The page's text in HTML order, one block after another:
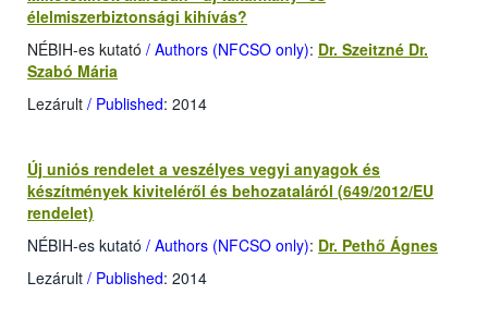
élelmiszerbiztonsági kihívás?
NÉBIH-es kutató / Authors (NFCSO only): Dr. Szeitzné Dr.
Szabó Mária
Lezárult / Published: 2014
Új uniós rendelet a veszélyes vegyi anyagok és
készítmények kiviteléről és behozataláról (649/2012/EU
rendelet)
NÉBIH-es kutató / Authors (NFCSO only): Dr. Pethő Ágnes
Lezárult / Published: 2014